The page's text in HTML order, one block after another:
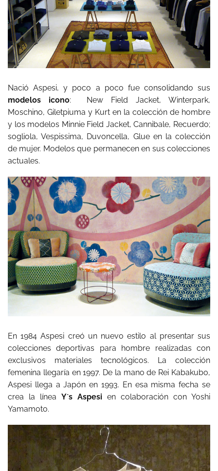
Nació Aspesi, y poco a poco fue consolidando sus
modelos icono: New Field Jacket, Winterpark,
Moschino, Giletpiuma y Kurt en la colección de hombre
y los modelos Minnie Field Jacket, Cannibale, Recuerdo;
sogliola, Vespissima, Duvoncella, Glue en la colección
de mujer. Modelos que permanecen en sus colecciones
actuales.
En 1984 Aspesi creó un nuevo estilo al presentar sus
colecciones deportivas para hombre realizadas con
exclusivos materiales tecnológicos. La colección
femenina llegaría en 1997. De la mano de Rei Kabakubo,
Aspesi llega a Japón en 1993. En esa misma fecha se
crea la línea Y`s Aspesi en colaboración con Yoshi
Yamamoto.